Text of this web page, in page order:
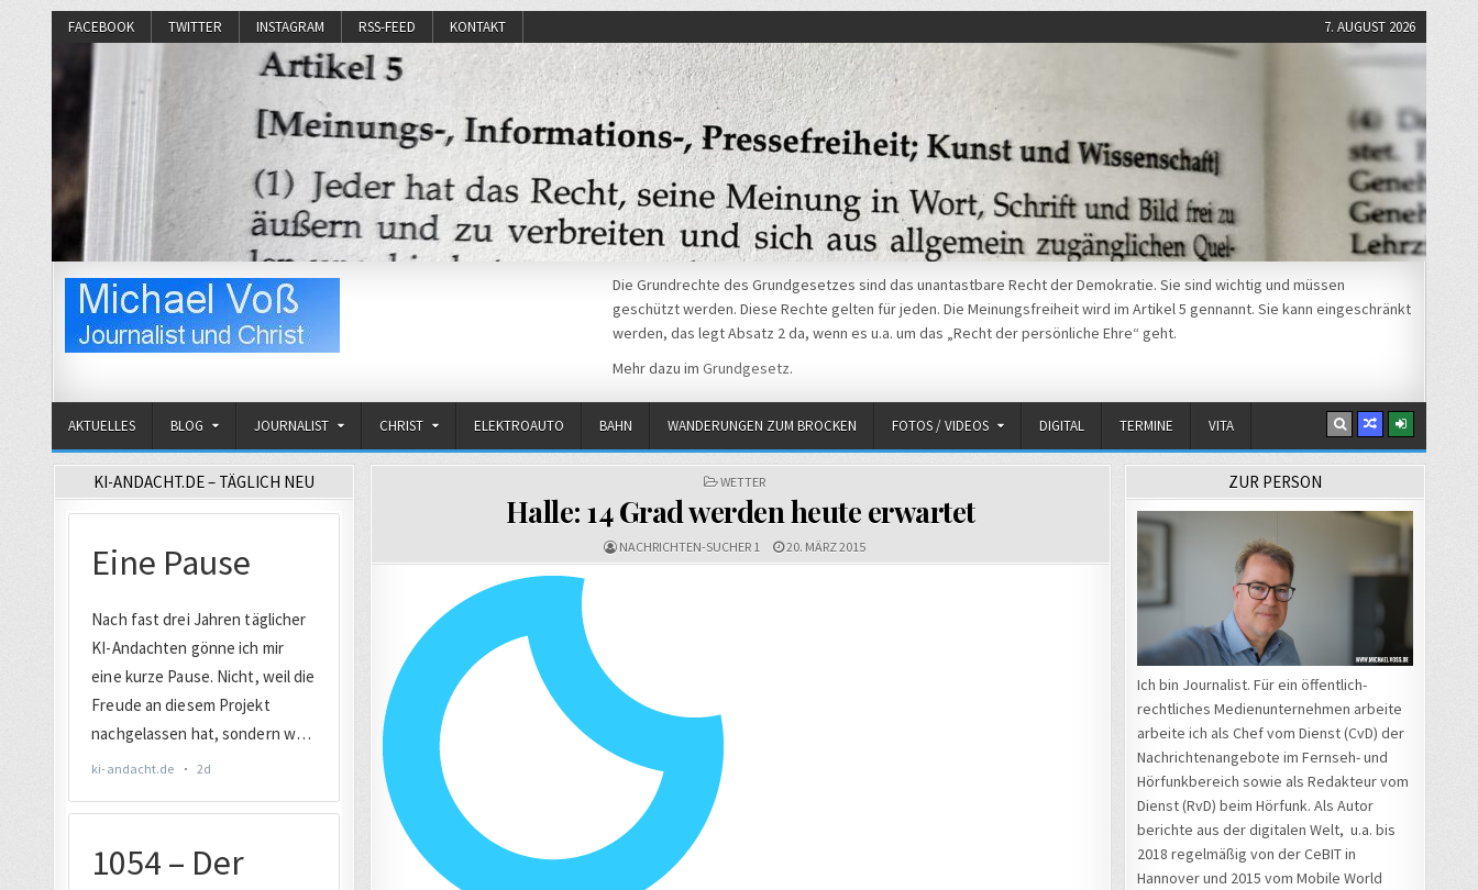
FACEBOOK TWITTER INSTAGRAM RSS-FEED KONTAKT 7. AUGUST 2026
Die Grundrechte des Grundgesetzes sind das unantastbare Recht der Demokratie. Sie sind wichtig und müssen
geschützt werden. Diese Rechte gelten für jeden. Die Meinungsfreiheit wird im Artikel 5 gennannt. Sie kann eingeschränkt
werden, das legt Absatz 2 da, wenn es u.a. um das „Recht der persönliche Ehre“ geht.
Mehr dazu im Grundgesetz.
AKTUELLES BLOG JOURNALIST CHRIST ELEKTROAUTO BAHN WANDERUNGEN ZUM BROCKEN FOTOS / VIDEOS DIGITAL TERMINE VITA
POSTED
WETTER
Halle: 14 Grad werden heute erwartet
NACHRICHTEN-SUCHER 1 20. MÄRZ 2015
KI-ANDACHT.DE – TÄGLICH NEU ZUR PERSON
Ich bin Journalist. Für ein öffentlich-
rechtliches Medienunternehmen arbeite
arbeite ich als Chef vom Dienst (CvD) der
Nachrichtenangebote im Fernseh- und
Hörfunkbereich sowie als Redakteur vom
Dienst (RvD) beim Hörfunk. Als Autor
berichte aus der digitalen Welt, u.a. bis
2018 regelmäßig von der CeBIT in
Hannover und 2015 vom Mobile World